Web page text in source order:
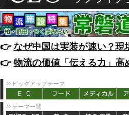
👉️なぜ中国は実装が速い？
👉️物流の価値「伝える力」
ピックアップテーマ
テーマ一覧